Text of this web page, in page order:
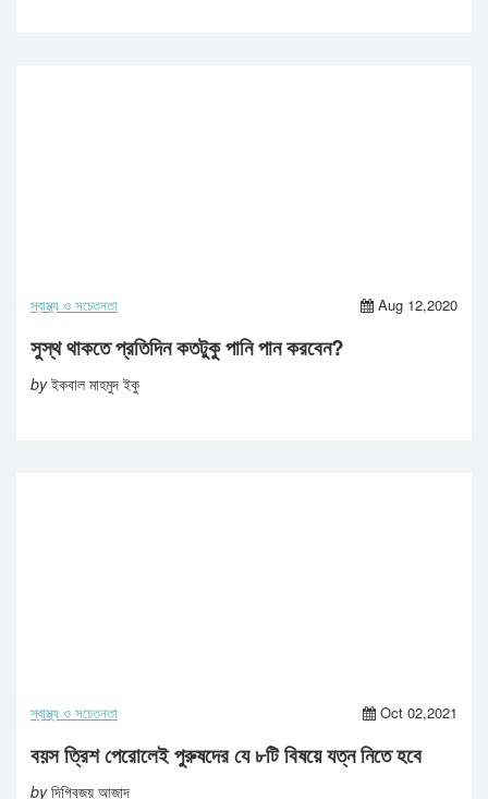
স্বাস্থ্য ও সচেতনতা Aug 12,2020
সুস্থ থাকতে প্রতিদিন কতটুকু পানি পান করবেন?
byইকবাল মাহমুদ ইকু
স্বাস্থ্য ও সচেতনতা Oct 02,2021
বয়স ত্রিশ পেরোলেই পুরুষদের যে ৮টি বিষয়ে যত্ন নিতে হবে
byদিগ্বিজয় আজাদ